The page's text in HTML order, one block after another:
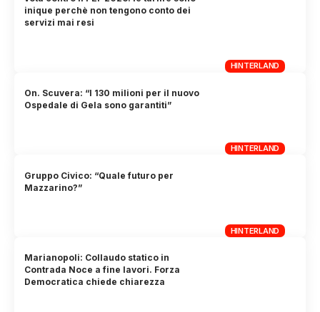
HINTERLAND
inique perchè non tengono conto dei
servizi mai resi
HINTERLAND
On. Scuvera: “I 130 milioni per il nuovo
Ospedale di Gela sono garantiti”
HINTERLAND
Gruppo Civico: “Quale futuro per
Mazzarino?”
Marianopoli: Collaudo statico in
Contrada Noce a fine lavori. Forza
Democratica chiede chiarezza